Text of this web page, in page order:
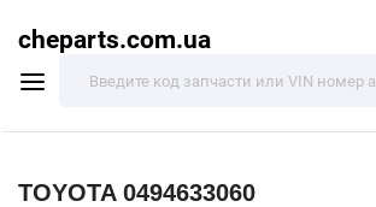
cheparts.com.ua
TOYOTA 0494633060